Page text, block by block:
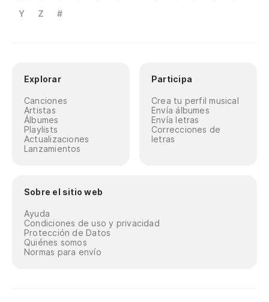
Y
Z #
Explorar
Canciones
Artistas
Álbumes
Playlists
Actualizaciones
Lanzamientos
Participa
Crea tu perfil musical
Envía álbumes
Envía letras
Correcciones de
letras
Sobre el sitio web
Ayuda
Condiciones de uso y privacidad
Protección de Datos
Quiénes somos
Normas para envío